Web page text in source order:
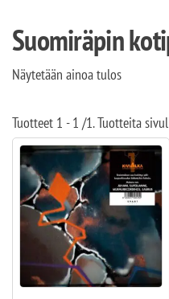
Suomiräpin
Näytetään ainoa tulos
Tuotteet 1 - 1 /1. Tuotteita